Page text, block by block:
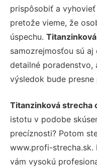
prispôsobiť a
pretože vieme, že
úspechu.
samozrejmosťou sú
detailné poradenstvo,
výsledok bude
Titanzinková strecha
istotu v podobe
precíznosti? Potom
www.profi-strecha.sk.
vám vysokú